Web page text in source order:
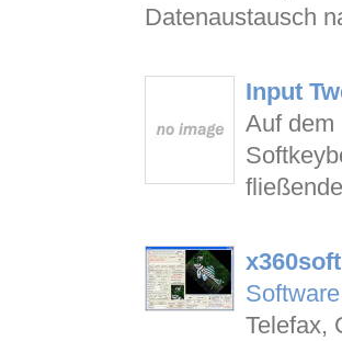
Datenaustausch
Input
Auf dem
Software
Telefax,